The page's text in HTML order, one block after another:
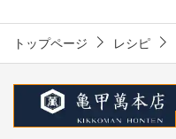
トップページ レシピ